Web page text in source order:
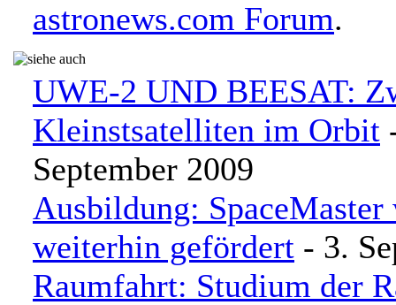
astronews.com Forum.
UWE-2 UND BEESAT:
Kleinstsatelliten im Orbit
September 2009
Ausbildung:
weiterhin gefördert - 3.
Raumfahrt: Studium der